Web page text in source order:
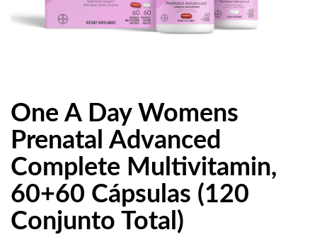
One A Day Womens
Prenatal Advanced
Complete Multivitamin,
60+60 Cápsulas (120
Conjunto Total)